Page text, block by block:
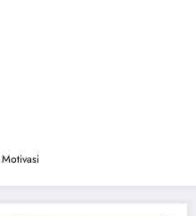
Motivasi